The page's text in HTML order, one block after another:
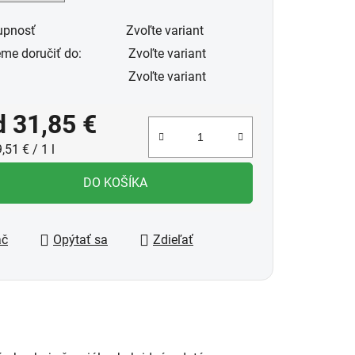
Zvoľte variant
doručiť do:
Zvoľte variant
Zvoľte variant
31,85 €
cena:
€ / 1 l
DO KOŠÍKA
Opýtať sa Zdieľať